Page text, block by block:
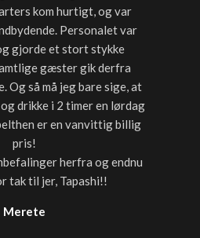
kom hurtigt, og var
Personalet var
gjorde et stort stykke
gæster gik derfra
så må jeg bare sige, at
drikke i 2 timer en lørdag
er en vanvittig billig
pris!
herfra og endnu
tak til jer, Tapashi!!
Merete